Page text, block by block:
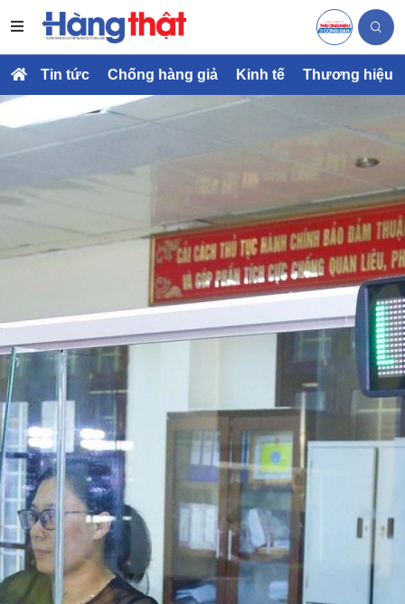
Tin tức Chống hàng giả Kinh tế Thương hiệu